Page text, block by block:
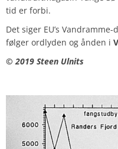
tid er forbi.
Det siger EU’s
følger ordlyden og ånden i
© 2019 Steen Ulnits